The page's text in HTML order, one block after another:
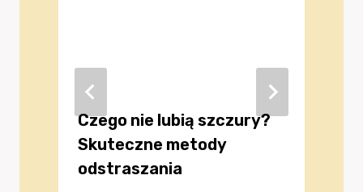
Czego nie lubią szczury?
Skuteczne metody
odstraszania